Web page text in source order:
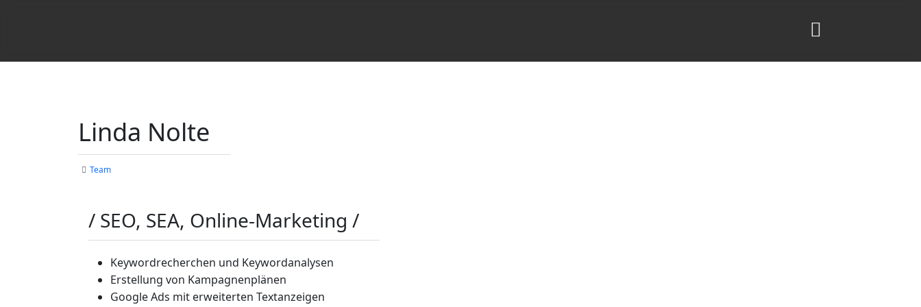
Linda Nolte
Team
/ SEO, SEA, Online-Marketing /
Keywordrecherchen und Keywordanalysen
Erstellung von Kampagnenplänen
Google Ads mit erweiterten Textanzeigen